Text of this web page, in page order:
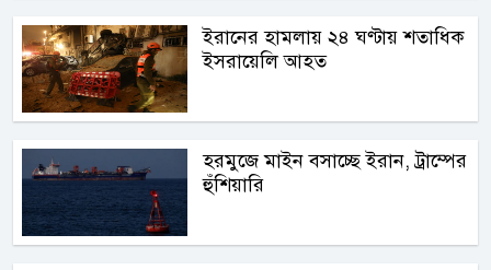
ইরানের হামলায় ২৪ ঘণ্টায় শতাধিক
ইসরায়েলি আহত
হরমুজে মাইন বসাচ্ছে ইরান, ট্রাম্পের
হুঁশিয়ারি